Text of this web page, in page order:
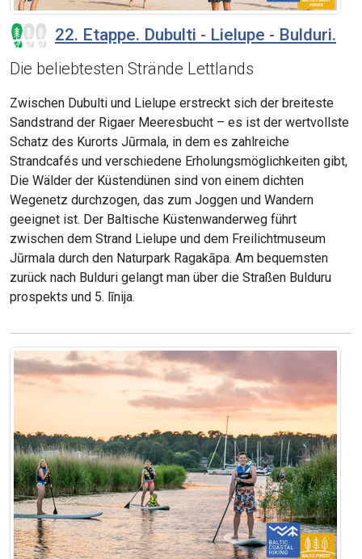
22. Etappe. Dubulti - Lielupe - Bulduri.
Die beliebtesten Strände Lettlands
Zwischen Dubulti und Lielupe erstreckt sich der breiteste
Sandstrand der Rigaer Meeresbucht – es ist der wertvollste
Schatz des Kurorts Jūrmala, in dem es zahlreiche
Strandcafés und verschiedene Erholungsmöglichkeiten gibt,
Die Wälder der Küstendünen sind von einem dichten
Wegenetz durchzogen, das zum Joggen und Wandern
geeignet ist. Der Baltische Küstenwanderweg führt
zwischen dem Strand Lielupe und dem Freilichtmuseum
Jūrmala durch den Naturpark Ragakāpa. Am bequemsten
zurück nach Bulduri gelangt man über die Straßen Bulduru
prospekts und 5. līnija.